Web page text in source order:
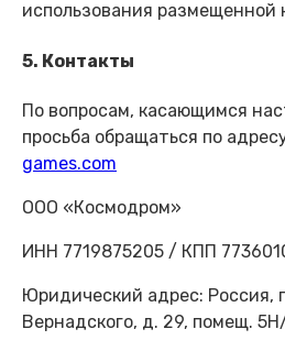
использования
5. Контакты
По вопросам, касающимся
просьба обращаться по
games.com
ООО «Космодром»
ИНН 7719875205 / КПП
Юридический адрес: Россия,
Вернадского, д. 29, помещ.